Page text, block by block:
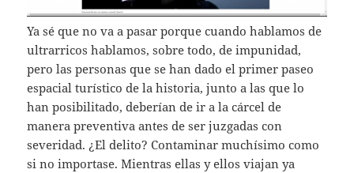
Ya sé que no va a pasar porque cuando hablamos de
ultrarricos hablamos, sobre todo, de impunidad,
pero las personas que se han dado el primer paseo
espacial turístico de la historia, junto a las que lo
han posibilitado, deberían de ir a la cárcel de
manera preventiva antes de ser juzgadas con
severidad. ¿El delito? Contaminar muchísimo como
si no importase. Mientras ellas y ellos viajan ya